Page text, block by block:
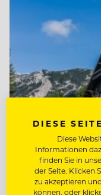
TOP
Knappenhof
DIESE
Diese
Informationen
finden Sie in
der Seite. Klicken
zu akzeptieren
können, oder